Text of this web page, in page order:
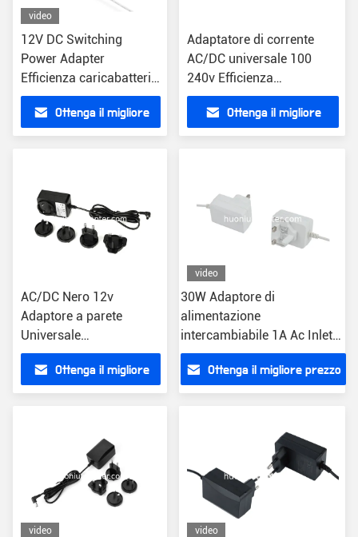
video
12V DC Switching
Power Adapter
Efficienza caricabatterie
universale 5.5*2.1mm
connettoreOttenga il migliore
Adaptatore di corrente
AC/DC universale 100
240v Efficienza
caricabatterie Black Wall
Plug
Ottenga il migliore
AC/DC Nero 12v
Adaptore a parete
Universale
US/EU/UK/AU
Collegamento Tipo 1,5m
Lunghezza del cavo
Ottenga il migliore
video
30W Adaptore di
alimentazione
intercambiabile 1A Ac Inlet
Maschio
OD5.5mm*ID2.1mm*L10mm
Dc Connector
Ottenga il migliore prezzo
video video